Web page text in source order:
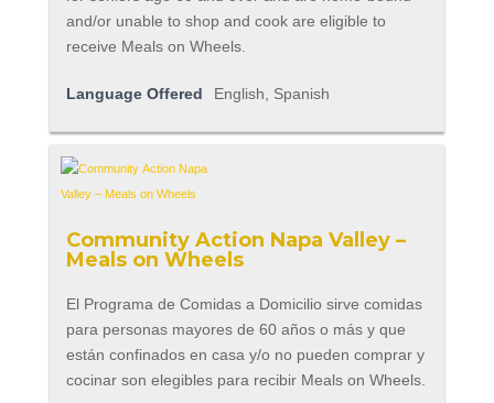
and/or unable to shop and cook are eligible to
receive Meals on Wheels.
Language Offered English, Spanish
Community Action Napa Valley –
Meals on Wheels
El Programa de Comidas a Domicilio sirve comidas
para personas mayores de 60 años o más y que
están confinados en casa y/o no pueden comprar y
cocinar son elegibles para recibir Meals on Wheels.